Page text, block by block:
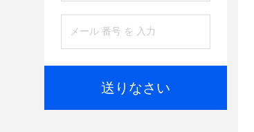
送りなさい